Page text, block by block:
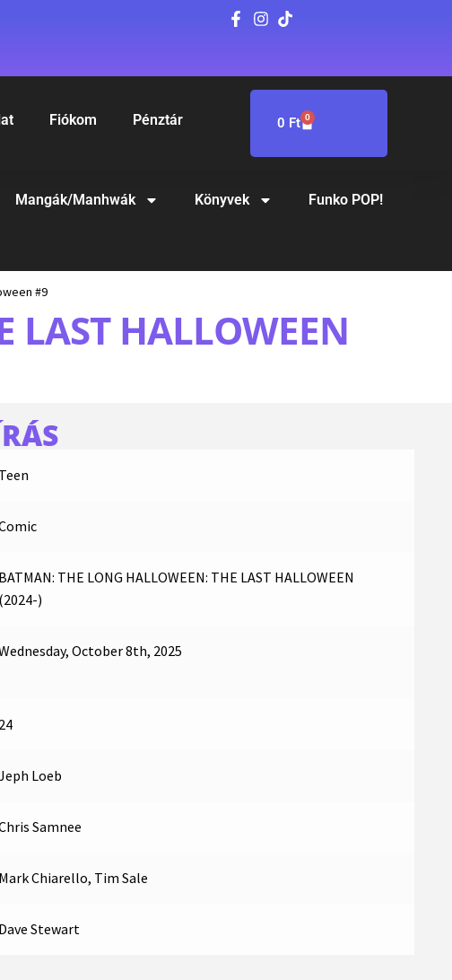
Fiókom Pénztár 0 Ft 0
Mangák/Manhwák Könyvek Funko POP!
#9
LAST HALLOWEEN
Teen
BATMAN: THE LONG HALLOWEEN: THE LAST HALLOWEEN
(2024-)
October 8th, 2025
24
Loeb
Samnee
Mark Chiarello, Tim Sale
Dave Stewart